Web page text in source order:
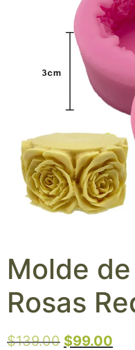
Molde
Rosas
$139.00 $99.00